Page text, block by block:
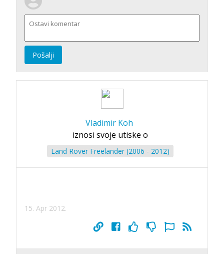
Pošalji
Vladimir Koh
iznosi svoje utiske o
Land Rover Freelander (2006 - 2012)
15. Apr 2012.